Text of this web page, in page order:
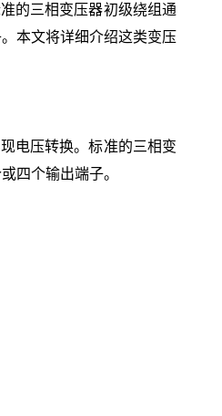
的三相变压器初级绕组通
本文将详细介绍这类变压
电压转换。标准的三相变
四个输出端子。